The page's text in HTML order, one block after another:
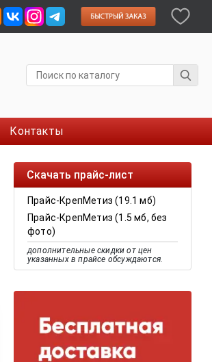
Контакты
Скачать прайс-лист
Прайс-КрепМетиз (19.1 мб)
Прайс-КрепМетиз (1.5 мб, без
фото)
дополнительные скидки от цен
указанных в прайсе обсуждаются.